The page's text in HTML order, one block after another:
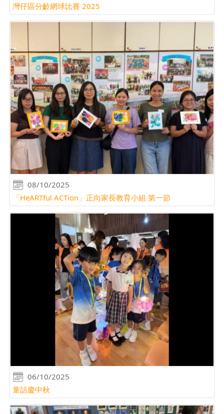
灣仔區分齡網球比賽 2025
08/10/2025
「HeARTful ACTion」正向家長教育小組 第一節
06/10/2025
童話慶中秋